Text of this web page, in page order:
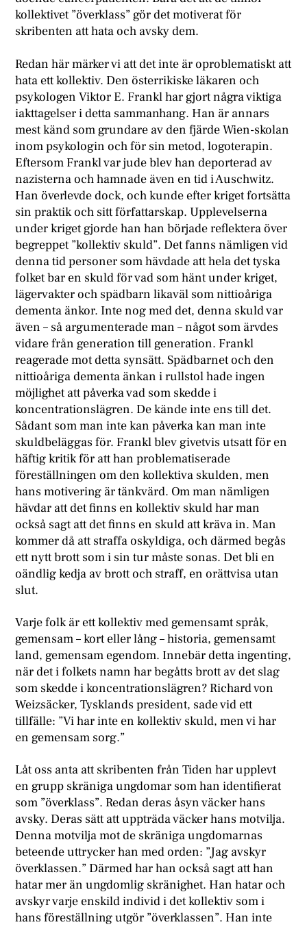
kollektivet ”överklass” gör det motiverat för
skribenten att hata och avsky dem.
Redan här märker vi att det inte är oproblematiskt att
hata ett kollektiv. Den österrikiske läkaren och
psykologen Viktor E. Frankl har gjort några viktiga
iakttagelser i detta sammanhang. Han är annars
mest känd som grundare av den fjärde Wien-skolan
inom psykologin och för sin metod, logoterapin.
Eftersom Frankl var jude blev han deporterad av
nazisterna och hamnade även en tid i Auschwitz.
Han överlevde dock, och kunde efter kriget fortsätta
sin praktik och sitt författarskap. Upplevelserna
under kriget gjorde han han började reflektera över
begreppet ”kollektiv skuld”. Det fanns nämligen vid
denna tid personer som hävdade att hela det tyska
folket bar en skuld för vad som hänt under kriget,
lägervakter och spädbarn likaväl som nittioåriga
dementa änkor. Inte nog med det, denna skuld var
även – så argumenterade man – något som ärvdes
vidare från generation till generation. Frankl
reagerade mot detta synsätt. Spädbarnet och den
nittioåriga dementa änkan i rullstol hade ingen
möjlighet att påverka vad som skedde i
koncentrationslägren. De kände inte ens till det.
Sådant som man inte kan påverka kan man inte
skuldbeläggas för. Frankl blev givetvis utsatt för en
häftig kritik för att han problematiserade
föreställningen om den kollektiva skulden, men
hans motivering är tänkvärd. Om man nämligen
hävdar att det finns en kollektiv skuld har man
också sagt att det finns en skuld att kräva in. Man
kommer då att straffa oskyldiga, och därmed begås
ett nytt brott som i sin tur måste sonas. Det bli en
oändlig kedja av brott och straff, en orättvisa utan
slut.
Varje folk är ett kollektiv med gemensamt språk,
gemensam – kort eller lång – historia, gemensamt
land, gemensam egendom. Innebär detta ingenting,
när det i folkets namn har begåtts brott av det slag
som skedde i koncentrationslägren? Richard von
Weizsäcker, Tysklands president, sade vid ett
tillfälle: ”Vi har inte en kollektiv skuld, men vi har
en gemensam sorg.”
Låt oss anta att skribenten från Tiden har upplevt
en grupp skräniga ungdomar som han identifierat
som ”överklass”. Redan deras åsyn väcker hans
avsky. Deras sätt att uppträda väcker hans motvilja.
Denna motvilja mot de skräniga ungdomarnas
beteende uttrycker han med orden: ”Jag avskyr
överklassen.” Därmed har han också sagt att han
hatar mer än ungdomlig skränighet. Han hatar och
avskyr varje enskild individ i det kollektiv som i
hans föreställning utgör ”överklassen”. Han inte